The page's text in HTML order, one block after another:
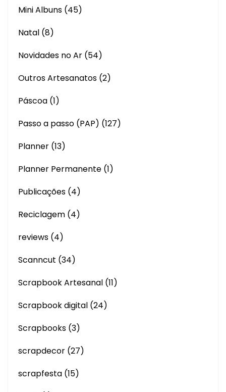
Mini Albuns (45)
Natal (8)
Novidades no Ar (54)
Outros Artesanatos (2)
Páscoa (1)
Passo a passo (PAP) (127)
Planner (13)
Planner Permanente (1)
Publicações (4)
Reciclagem (4)
reviews (4)
Scanncut (34)
Scrapbook Artesanal (11)
Scrapbook digital (24)
Scrapbooks (3)
scrapdecor (27)
scrapfesta (15)